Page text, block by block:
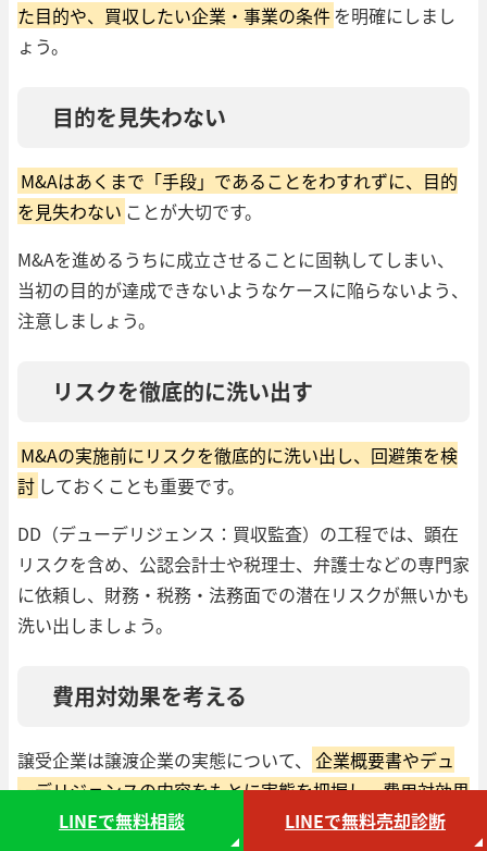
た目的や、買収したい企業・事業の条件を明確にしまし
ょう。
目的を見失わない
M&Aはあくまで「手段」であることをわすれずに、目的
を見失わない ことが大切です。
M&Aを進めるうちに成立させることに固執してしまい、
当初の目的が達成できないようなケースに陥らないよう、
注意しましょう。
リスクを徹底的に洗い出す
M&Aの実施前にリスクを徹底的に洗い出し、回避策を検
討 しておくことも重要です。
DD（デューデリジェンス：買収監査）の工程では、顕在
リスクを含め、公認会計士や税理士、弁護士などの専門家
に依頼し、財務・税務・法務面での潜在リスクが無いかも
洗い出しましょう。
費用対効果を考える
譲受企業は譲渡企業の実態について、 企業概要書やデュ
ーデリジェンスの内容をもとに実態を把握し、費用対効果
を考えることも必要です。
LINEで無料相談 LINEで無料売却診断